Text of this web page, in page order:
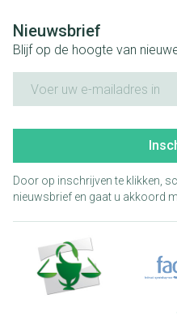
Nieuwsbrief
Blijf op de hoogte van
Door op inschrijven te klikken,
nieuwsbrief en gaat u akkoord